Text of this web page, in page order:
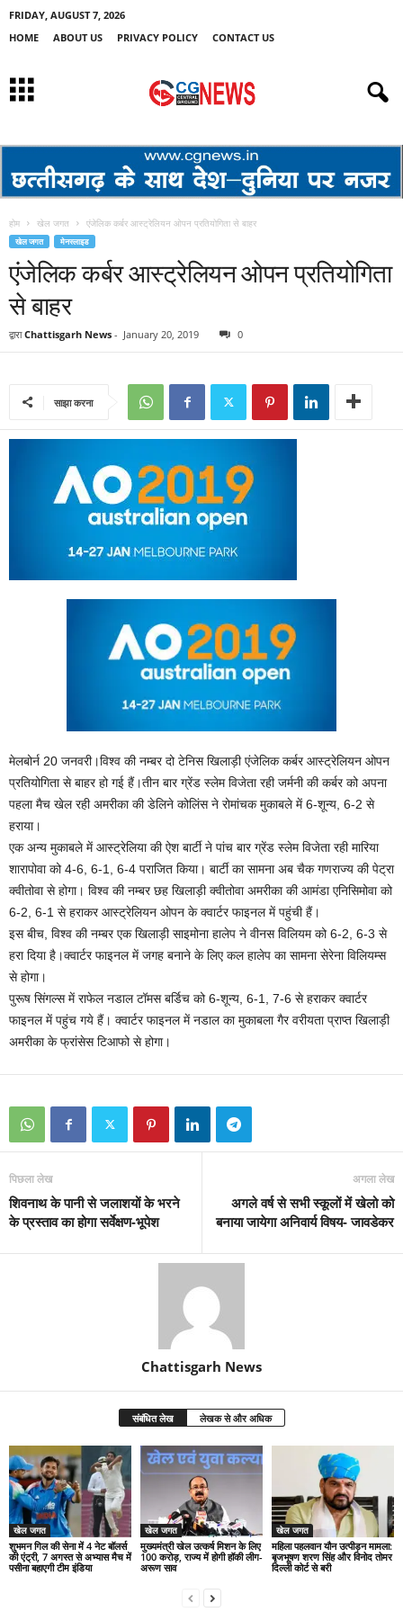
FRIDAY, AUGUST 7, 2026
HOME
ABOUT US PRIVACY POLICY CONTACT US
होम खेल जगत एंजेलिक कर्बर आस्ट्रेलियन ओपन प्रतियोगिता से बाहर
खेल जगत मेनस्लाइड
एंजेलिक कर्बर आस्ट्रेलियन ओपन प्रतियोगिता
से बाहर
द्वारा Chattisgarh News - January 20, 2019 0
साझा करना
मेलबोर्न 20 जनवरी।विश्‍व की नम्‍बर दो टेनिस खिलाड़ी एंजेलिक कर्बर आस्‍ट्रेलियन ओपन
प्रतियोगिता से बाहर हो गई हैं।तीन बार ग्रेंड स्‍लेम विजेता रही जर्मनी की कर्बर को अपना
पहला मैच खेल रही अमरीका की डेलिने कोलिंस ने रोमांचक मुकाबले में 6-शून्‍य, 6-2 से
हराया।
एक अन्‍य मुकाबले में आस्‍ट्रेलिया की ऐश बार्टी ने पांच बार ग्रेंड स्‍लेम विजेता रही मारिया
शारापोवा को 4-6, 6-1, 6-4 पराजित किया। बार्टी का सामना अब चैक गणराज्‍य की पेट्रा
क्‍वीतोवा से होगा। विश्‍व की नम्‍बर छह खिलाड़ी क्‍वीतोवा अमरीका की आमंडा एनिसिमोवा को
6-2, 6-1 से हराकर आस्‍ट्रेलियन ओपन के क्‍वार्टर फाइनल में पहुंची हैं।
इस बीच, विश्‍व की नम्‍बर एक खिलाड़ी साइमोना हालेप ने वीनस विलियम को 6-2, 6-3 से
हरा दिया है।क्‍वार्टर फाइनल में जगह बनाने के लिए कल हालेप का सामना सेरेना विलियम्‍स
से होगा।
पुरूष सिंगल्‍स में राफेल नडाल टॉमस बर्डिच को 6-शून्‍य, 6-1, 7-6 से हराकर क्‍वार्टर
फाइनल में पहुंच गये हैं। क्‍वार्टर फाइनल में नडाल का मुकाबला गैर वरीयता प्राप्‍त खिलाड़ी
अमरीका के फ्रांसेस टिआफो से होगा।
पिछला लेख
शिवनाथ के पानी से जलाशयों के भरने
के प्रस्ताव का होगा सर्वेक्षण-भूपेश
अगला लेख
अगले वर्ष से सभी स्कूलों में खेलो को
बनाया जायेगा अनिवार्य विषय- जावडेकर
Chattisgarh News
संबंधित लेख लेखक से और अधिक
खेल जगत
शुभमन गिल की सेना में 4 नेट बॉलर्स
की एंट्री, 7 अगस्त से अभ्यास मैच में
पसीना बहाएगी टीम इंडिया
खेल जगत
मुख्यमंत्री खेल उत्कर्ष मिशन के लिए
100 करोड़, राज्य में होगी हॉकी लीग-
अरूण साव
खेल जगत
महिला पहलवान यौन उत्पीड़न मामला:
बृजभूषण शरण सिंह और विनोद तोमर
दिल्ली कोर्ट से बरी